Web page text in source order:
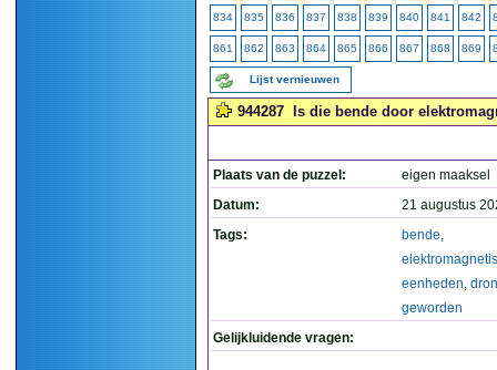
834 835 836 837 838 839 840 841 842
861 862 863 864 865 866 867 868 869
Lijst vernieuwen
944287 Is die bende door
Plaats van de puzzel:
eigen maaksel
Datum:
21 augustus
Tags:
bende,
eenheden,
geworden
Gelijkluidende vragen: